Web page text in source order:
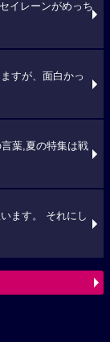
イレーンがめっち
すが、面白かっ
葉,夏の特集は戦
ます。 それにし